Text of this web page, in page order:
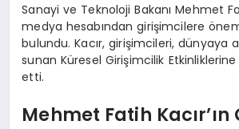
Sanayi ve Teknoloji Bakanı Mehmet
medya hesabından girişimcilere
bulundu. Kacır, girişimcileri, dünyaya
sunan Küresel Girişimcilik
etti.
Mehmet Fatih Kacır’ın